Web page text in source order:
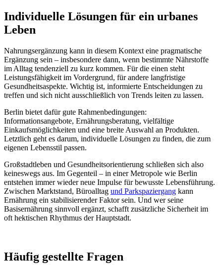
Individuelle Lösungen für ein urbanes
Leben
Nahrungsergänzung kann in diesem Kontext eine pragmatische
Ergänzung sein – insbesondere dann, wenn bestimmte Nährstoffe
im Alltag tendenziell zu kurz kommen. Für die einen steht
Leistungsfähigkeit im Vordergrund, für andere langfristige
Gesundheitsaspekte. Wichtig ist, informierte Entscheidungen zu
treffen und sich nicht ausschließlich von Trends leiten zu lassen.
Berlin bietet dafür gute Rahmenbedingungen:
Informationsangebote, Ernährungsberatung, vielfältige
Einkaufsmöglichkeiten und eine breite Auswahl an Produkten.
Letztlich geht es darum, individuelle Lösungen zu finden, die zum
eigenen Lebensstil passen.
Großstadtleben und Gesundheitsorientierung schließen sich also
keineswegs aus. Im Gegenteil – in einer Metropole wie Berlin
entstehen immer wieder neue Impulse für bewusste Lebensführung.
Zwischen Marktstand, Büroalltag und Parkspaziergang kann
Ernährung ein stabilisierender Faktor sein. Und wer seine
Basisernährung sinnvoll ergänzt, schafft zusätzliche Sicherheit im
oft hektischen Rhythmus der Hauptstadt.
Häufig gestellte Fragen